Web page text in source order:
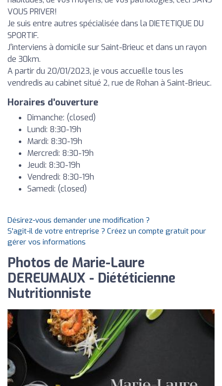
VOUS PRIVER!
Je suis entre autres spécialisée dans la DIETETIQUE DU
SPORTIF.
J'interviens à domicile sur Saint-Brieuc et dans un rayon
de 30km.
A partir du 20/01/2023, je vous accueille tous les
vendredis au cabinet situé 2, rue de Rohan à Saint-Brieuc.
Horaires d'ouverture
Dimanche: (closed)
Lundi: 8:30-19h
Mardi: 8:30-19h
Mercredi: 8:30-19h
Jeudi: 8:30-19h
Vendredi: 8:30-19h
Samedi: (closed)
Désirez-vous demander une modification ?
S'agit-il de votre entreprise ? Créez un compte gratuit pour
gérer vos informations
Photos de Marie-Laure
DEREUMAUX - Diététicienne
Nutritionniste